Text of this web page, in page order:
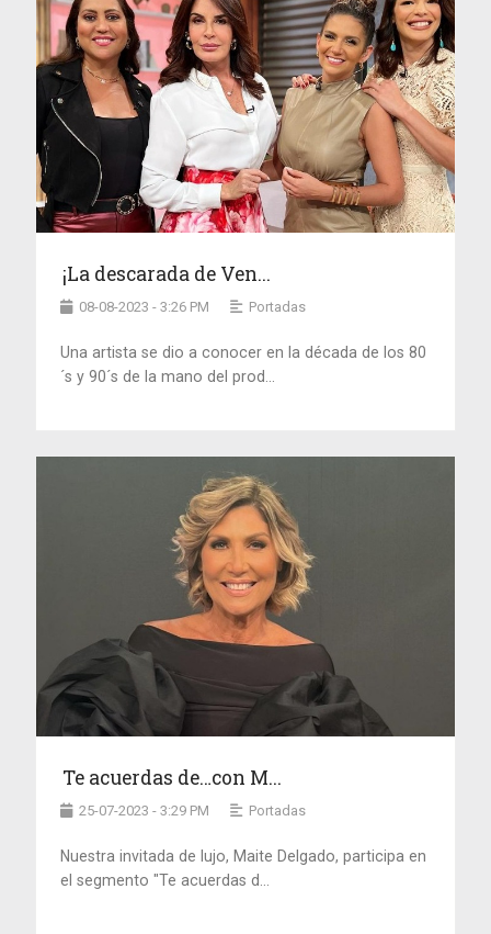
¡La descarada de Ven...
08-08-2023 - 3:26 PM Portadas
Una artista se dio a conocer en la década de los 80
´s y 90´s de la mano del prod...
Te acuerdas de…con M...
25-07-2023 - 3:29 PM Portadas
Nuestra invitada de lujo, Maite Delgado, participa en
el segmento "Te acuerdas d...